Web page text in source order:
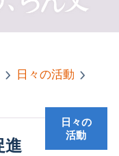
日々の活動
日々の
活動